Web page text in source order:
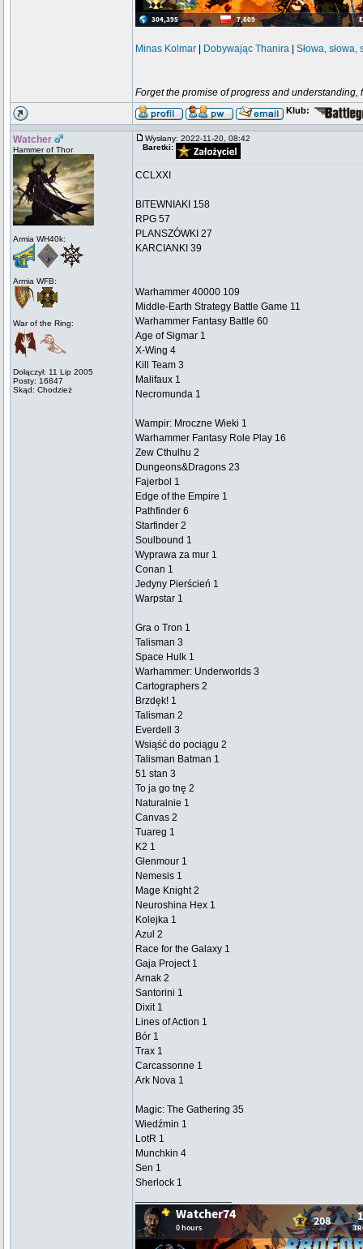
Minas Kolmar Dobywając Thanira Słowa, słowa,
Forget the promise of progress and
Klub:
Watcher
Hammer of Thor
Armia WH40k:
Armia WFB:
War of the Ring:
Dołączył: 11 Lip 2005
Posty: 16847
Skąd: Chodzież
Wysłany: 2022-11-20, 08:42
Baretki:
CCLXXI
BITEWNIAKI 158
RPG 57
PLANSZÓWKI 27
KARCIANKI 39
Warhammer 40000 109
Middle-Earth Strategy Battle Game 11
Warhammer Fantasy Battle 60
Age of Sigmar 1
X-Wing 4
Kill Team 3
Malifaux 1
Necromunda 1
Wampir: Mroczne Wieki 1
Warhammer Fantasy Role Play 16
Zew Cthulhu 2
Dungeons&Dragons 23
Fajerbol 1
Edge of the Empire 1
Pathfinder 6
Starfinder 2
Soulbound 1
Wyprawa za mur 1
Conan 1
Jedyny Pierścień 1
Warpstar 1
Gra o Tron 1
Talisman 3
Space Hulk 1
Warhammer: Underworlds 3
Cartographers 2
Brzdęk! 1
Talisman 2
Everdell 3
Wsiąść do pociągu 2
Talisman Batman 1
51 stan 3
To ja go tnę 2
Naturalnie 1
Canvas 2
Tuareg 1
K2 1
Glenmour 1
Nemesis 1
Mage Knight 2
Neuroshina Hex 1
Kolejka 1
Azul 2
Race for the Galaxy 1
Gaja Project 1
Arnak 2
Santorini 1
Dixit 1
Lines of Action 1
Bór 1
Trax 1
Carcassonne 1
Ark Nova 1
Magic: The Gathering 35
Wiedźmin 1
LotR 1
Munchkin 4
Sen 1
Sherlock 1